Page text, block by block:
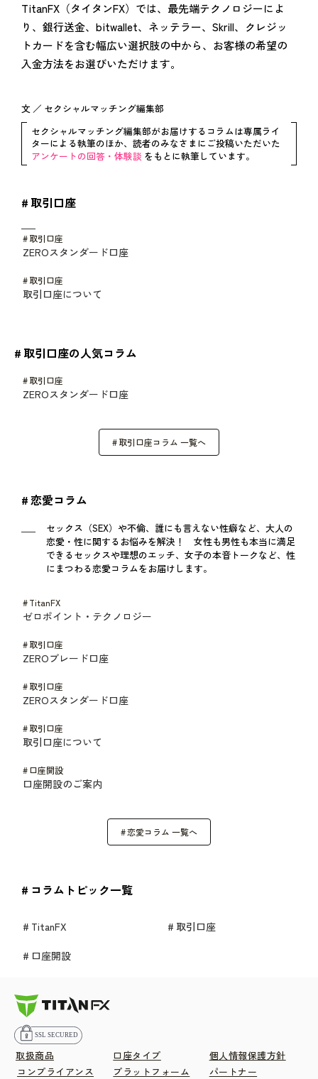
TitanFX（タイタンFX）では、最先端テクノロジーによ
り、銀行送金、bitwallet、ネッテラー、Skrill、クレジッ
トカードを含む幅広い選択肢の中から、お客様の希望の
入金方法をお選びいただけます。
文 ／ セクシャルマッチング編集部
セクシャルマッチング編集部がお届けするコラムは専属ライ
ターによる執筆のほか、読者のみなさまにご投稿いただいた
アンケートの回答・体験談 をもとに執筆しています。
# 取引口座
# 取引口座
ZEROスタンダード口座
# 取引口座
取引口座について
# 取引口座の人気コラム
# 取引口座
ZEROスタンダード口座
# 取引口座コラム 一覧へ
# 恋愛コラム
セックス（SEX）や不倫、誰にも言えない性癖など、大人の
恋愛・性に関するお悩みを解決！ 女性も男性も本当に満足
できるセックスや理想のエッチ、女子の本音トークなど、性
にまつわる恋愛コラムをお届けします。
# TitanFX
ゼロポイント・テクノロジー
# 取引口座
ZEROブレード口座
# 取引口座
ZEROスタンダード口座
# 取引口座
取引口座について
# 口座開設
口座開設のご案内
# 恋愛コラム 一覧へ
# コラムトピック一覧
# TitanFX # 取引口座
# 口座開設
取扱商品 口座タイプ
個人情報保護方針
コンプライアンス
プラットフォーム
パートナー